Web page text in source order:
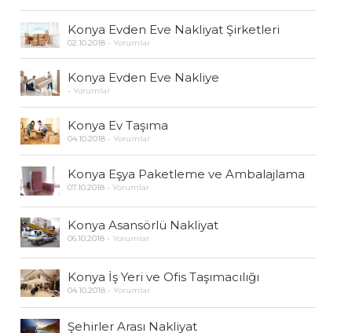
Konya Evden Eve Nakliyat Şirketleri
02.10.2018 - Yorumlar
Konya Evden Eve Nakliye
- Yorumlar
Konya Ev Taşıma
04.10.2018 - Yorumlar
Konya Eşya Paketleme ve Ambalajlama
07.10.2018 - Yorumlar
Konya Asansörlü Nakliyat
06.10.2018 - Yorumlar
Konya İş Yeri ve Ofis Taşımacılığı
04.10.2018 - Yorumlar
Şehirler Arası Nakliyat